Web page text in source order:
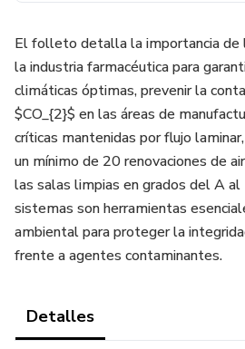
El folleto detalla la importancia de
la industria farmacéutica para
climáticas óptimas, prevenir la
$CO_{2}$ en las áreas de
críticas mantenidas por flujo
un mínimo de 20 renovaciones de
las salas limpias en grados del A al
sistemas son herramientas
ambiental para proteger la
frente a agentes contaminantes.
Detalles